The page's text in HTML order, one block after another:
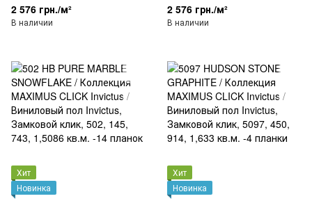
2 576 грн./м²
В наличии
2 576 грн./м²
В наличии
Хит
Новинка
Хит
Новинка